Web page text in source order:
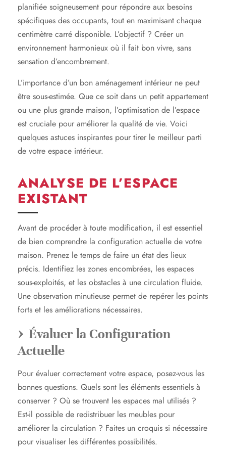
planifiée soigneusement pour répondre aux besoins
spécifiques des occupants, tout en maximisant chaque
centimètre carré disponible. L’objectif ? Créer un
environnement harmonieux où il fait bon vivre, sans
sensation d’encombrement.
L’importance d’un bon aménagement intérieur ne peut
être sous-estimée. Que ce soit dans un petit appartement
ou une plus grande maison, l’optimisation de l’espace
est cruciale pour améliorer la qualité de vie. Voici
quelques astuces inspirantes pour tirer le meilleur parti
de votre espace intérieur.
ANALYSE DE L’ESPACE
EXISTANT
Avant de procéder à toute modification, il est essentiel
de bien comprendre la configuration actuelle de votre
maison. Prenez le temps de faire un état des lieux
précis. Identifiez les zones encombrées, les espaces
sous-exploités, et les obstacles à une circulation fluide.
Une observation minutieuse permet de repérer les points
forts et les améliorations nécessaires.
Évaluer la Configuration
Actuelle
Pour évaluer correctement votre espace, posez-vous les
bonnes questions. Quels sont les éléments essentiels à
conserver ? Où se trouvent les espaces mal utilisés ?
Est-il possible de redistribuer les meubles pour
améliorer la circulation ? Faites un croquis si nécessaire
pour visualiser les différentes possibilités.